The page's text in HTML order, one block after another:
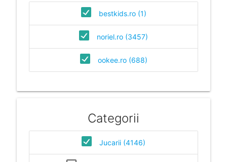
bestkids.ro (1)
noriel.ro (3457)
ookee.ro (688)
Categorii
Jucarii (4146)